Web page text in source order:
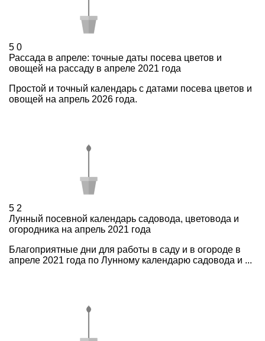
5 0
Рассада в апреле: точные даты посева цветов и
овощей на рассаду в апреле 2021 года
Простой и точный календарь с датами посева цветов и
овощей на апрель 2026 года.
5 2
Лунный посевной календарь садовода, цветовода и
огородника на апрель 2021 года
Благоприятные дни для работы в саду и в огороде в
апреле 2021 года по Лунному календарю садовода и ...